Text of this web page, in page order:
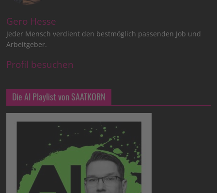
Gero Hesse
Jeder Mensch verdient den bestmöglich passenden Job und
Arbeitgeber.
Profil besuchen
Die AI Playlist von SAATKORN